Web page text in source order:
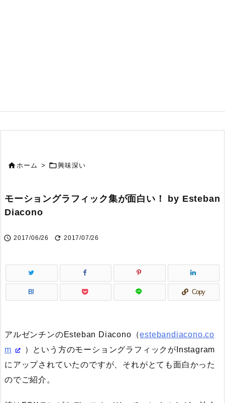
ホーム > 興味深い
モーショングラフィック集が面白い！ by Esteban
Diacono
 2017/06/26  2017/07/26
B! Copy
アルゼンチンのEsteban Diacono（estebandiacono.co
m
）という方のモーショングラフィックがInstagram
にアップされていたのですが、それがとても面白かった
のでご紹介。